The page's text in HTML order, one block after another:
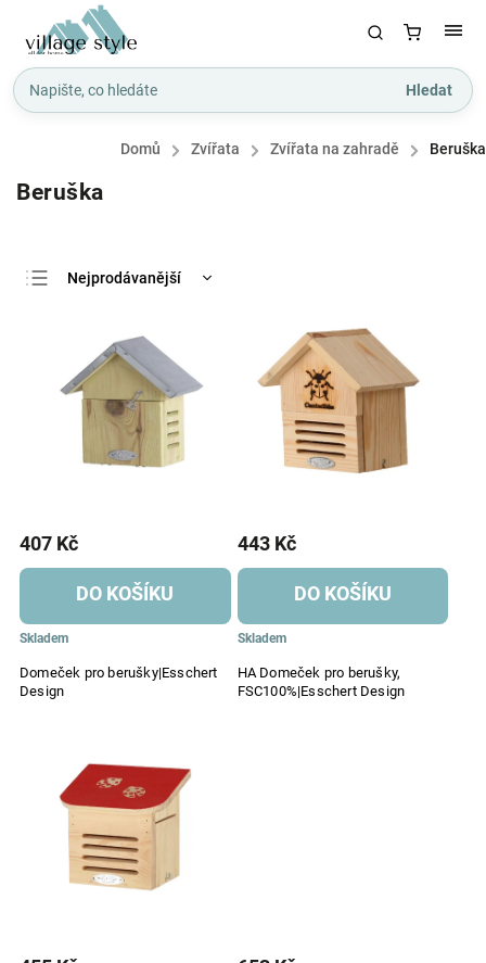
Hledat
Domů / Zvířata / Zvířata na zahradě / Beruška
Beruška
Nejprodávanější
Nejdražší
Abecedně
Domeček pro berušky|Esschert
Design
Skladem
407 Kč
DO KOŠÍKU
HA Domeček pro berušky,
FSC100%|Esschert Design
Skladem
443 Kč
DO KOŠÍKU